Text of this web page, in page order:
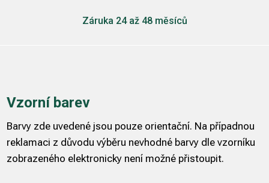
Záruka 24 až 48 měsíců
Vzorní barev
Barvy zde uvedené jsou pouze orientační. Na případnou
reklamaci z důvodu výběru nevhodné barvy dle vzorníku
zobrazeného elektronicky není možné přistoupit.